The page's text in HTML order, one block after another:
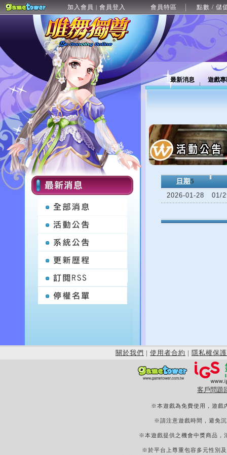
加入會員 | 會員登入 會員特區 點數 / 儲
最新消息 遊戲
日期 5
2026-01-28
01/
關於我們 | 使用者合約 | 隱私權保護
客戶問題
※本遊戲為免費使用，遊戲
※請注意遊戲時間，避免
※本遊戲提供之機會中獎商品，
※於平台上尊重包容多元性別